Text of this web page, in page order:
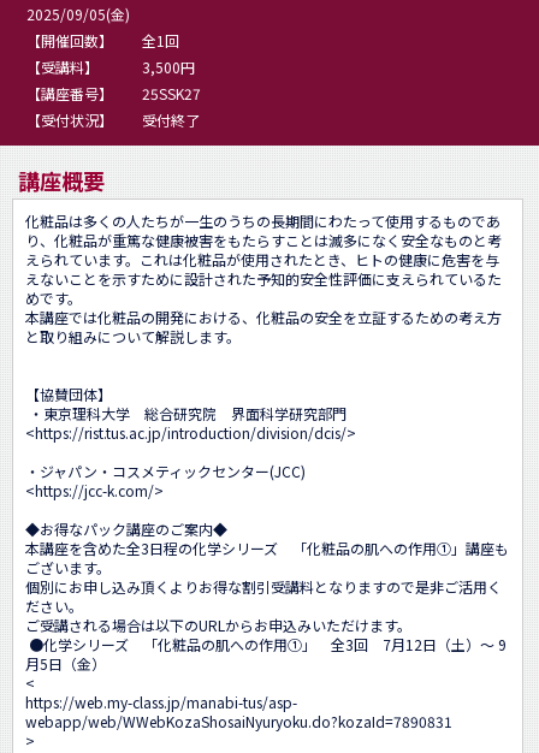
2025/09/05(金)
【開催回数】
全1回
【受講料】
3,500円
【講座番号】
25SSK27
【受付状況】
受付終了
講座概要
化粧品は多くの人たちが一生のうちの長期間にわたって使用するものであ
り、化粧品が重篤な健康被害をもたらすことは滅多になく安全なものと考
えられています。これは化粧品が使用されたとき、ヒトの健康に危害を与
えないことを示すために設計された予知的安全性評価に支えられているた
めです。
本講座では化粧品の開発における、化粧品の安全を立証するための考え方
と取り組みについて解説します。
【協賛団体】
<https://rist.tus.ac.jp/introduction/division/dcis/>
・ジャパン・コスメティックセンター(JCC)
<https://jcc-k.com/>
◆お得なパック講座のご案内◆
本講座を含めた全3日程の化学シリーズ　「化粧品の肌への作用①」講座も
ございます。
個別にお申し込み頂くよりお得な割引受講料となりますので是非ご活用く
ださい。
ご受講される場合は以下のURLからお申込みいただけます。
月5日（金）
<
https://web.my-class.jp/manabi-tus/asp-
webapp/web/WWebKozaShosaiNyuryoku.do?kozaId=7890831
>